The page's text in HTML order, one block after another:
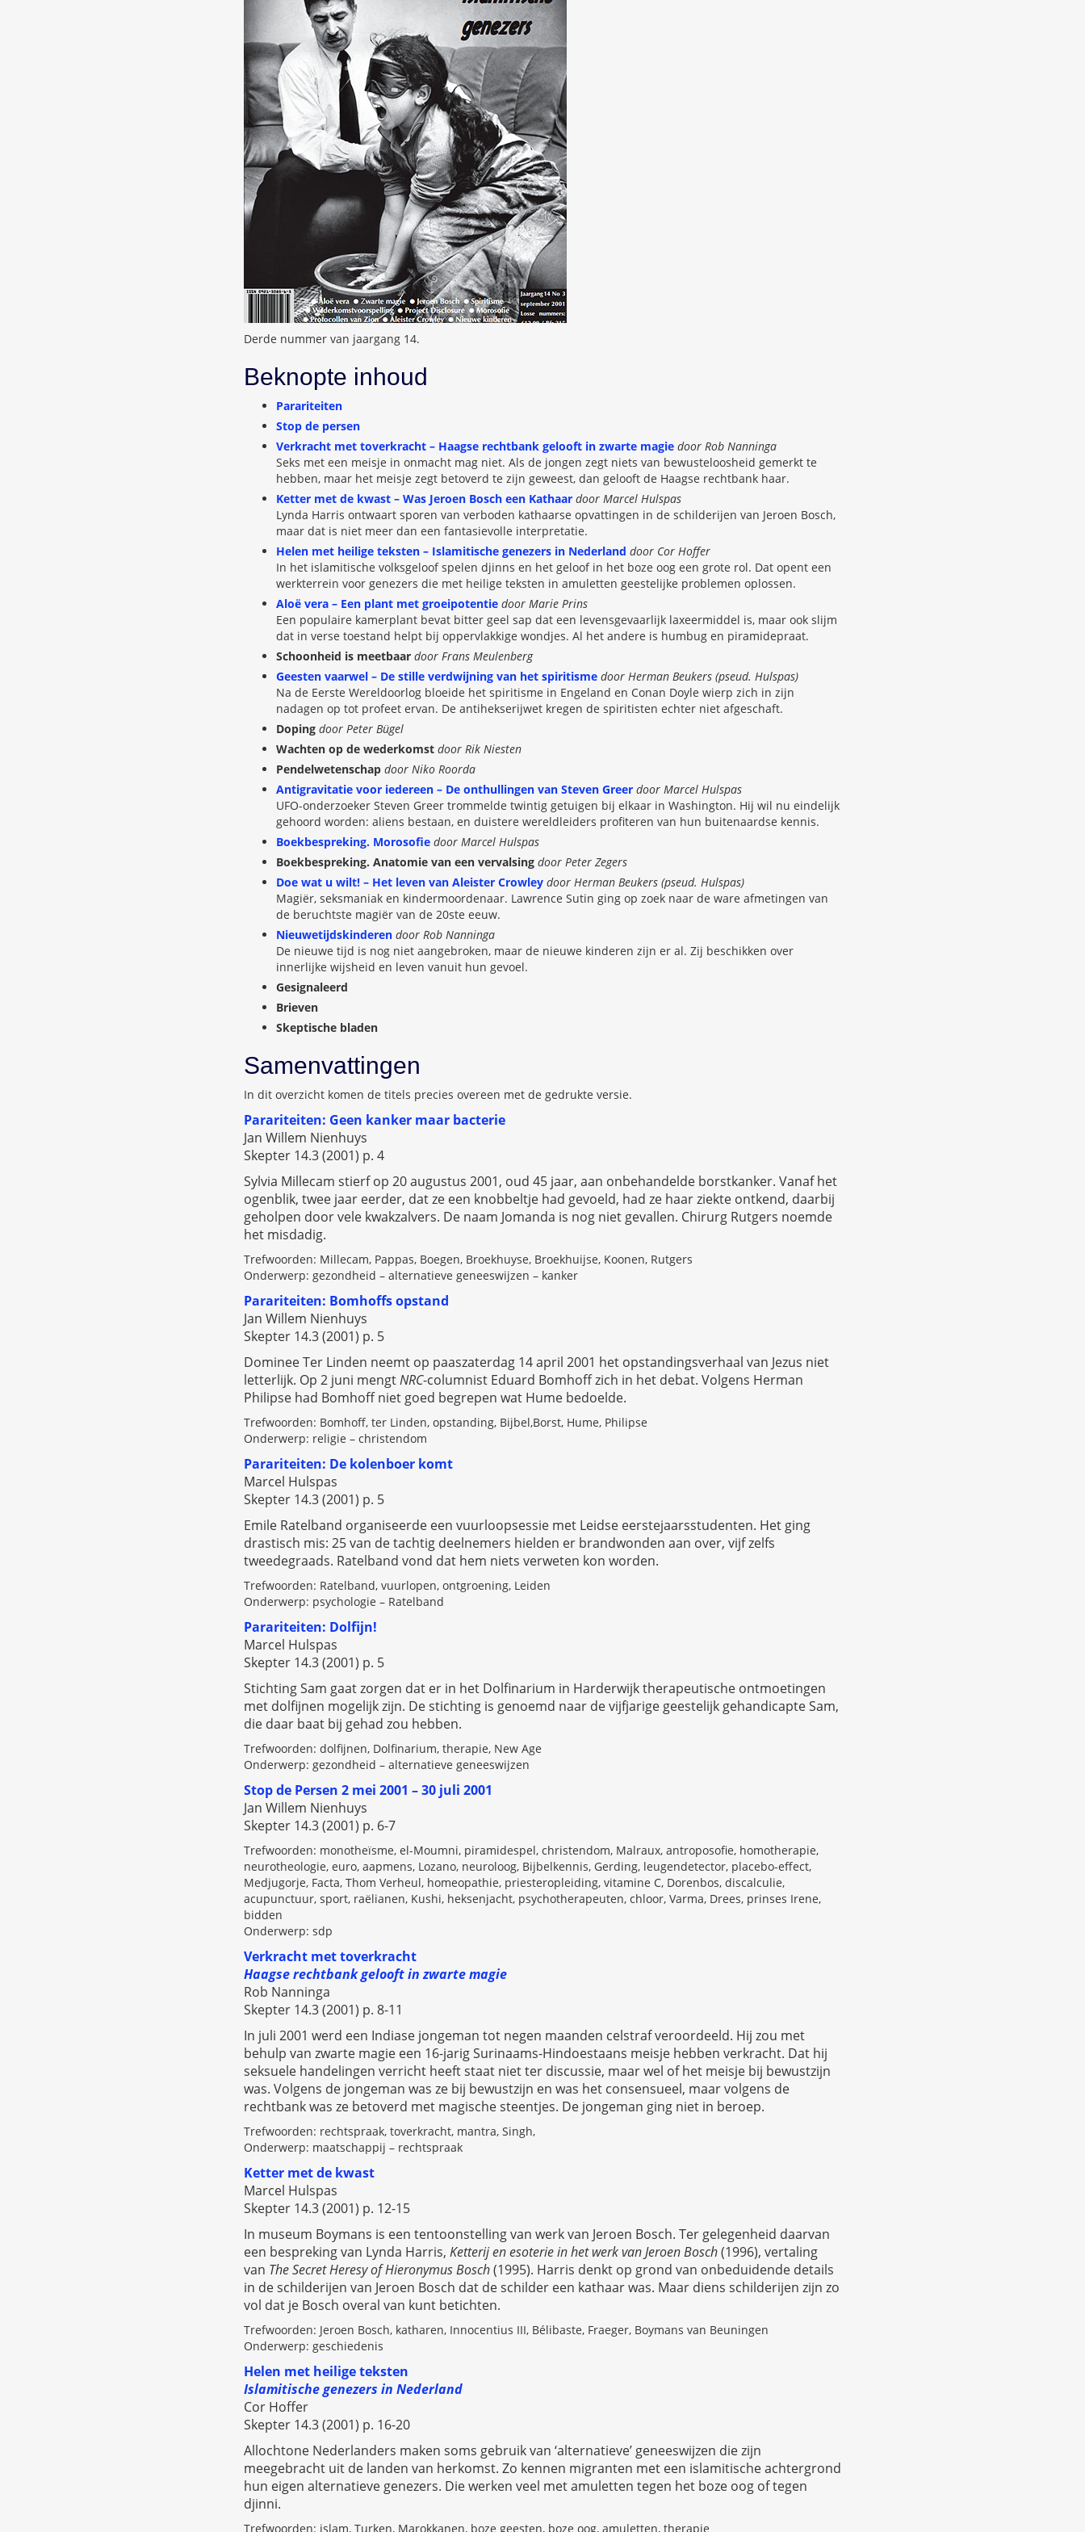
Derde nummer van jaargang 14.
Beknopte inhoud
Parariteiten
Stop de persen
Verkracht met toverkracht – Haagse rechtbank gelooft in zwarte magie door Rob Nanninga
Seks met een meisje in onmacht mag niet. Als de jongen zegt niets van bewusteloosheid gemerkt te
hebben, maar het meisje zegt betoverd te zijn geweest, dan gelooft de Haagse rechtbank haar.
Ketter met de kwast – Was Jeroen Bosch een Kathaar door Marcel Hulspas
Lynda Harris ontwaart sporen van verboden kathaarse opvattingen in de schilderijen van Jeroen Bosch,
maar dat is niet meer dan een fantasievolle interpretatie.
Helen met heilige teksten – Islamitische genezers in Nederland door Cor Hoffer
In het islamitische volksgeloof spelen djinns en het geloof in het boze oog een grote rol. Dat opent een
werkterrein voor genezers die met heilige teksten in amuletten geestelijke problemen oplossen.
Aloë vera – Een plant met groeipotentie door Marie Prins
Een populaire kamerplant bevat bitter geel sap dat een levensgevaarlijk laxeermiddel is, maar ook slijm
dat in verse toestand helpt bij oppervlakkige wondjes. Al het andere is humbug en piramidepraat.
Schoonheid is meetbaar door Frans Meulenberg
Geesten vaarwel – De stille verdwijning van het spiritisme door Herman Beukers (pseud. Hulspas)
Na de Eerste Wereldoorlog bloeide het spiritisme in Engeland en Conan Doyle wierp zich in zijn
nadagen op tot profeet ervan. De antihekserijwet kregen de spiritisten echter niet afgeschaft.
Doping door Peter Bügel
Wachten op de wederkomst door Rik Niesten
Pendelwetenschap door Niko Roorda
Antigravitatie voor iedereen – De onthullingen van Steven Greer door Marcel Hulspas
UFO-onderzoeker Steven Greer trommelde twintig getuigen bij elkaar in Washington. Hij wil nu eindelijk
gehoord worden: aliens bestaan, en duistere wereldleiders profiteren van hun buitenaardse kennis.
Boekbespreking. Morosofie door Marcel Hulspas
Boekbespreking. Anatomie van een vervalsing door Peter Zegers
Doe wat u wilt! – Het leven van Aleister Crowley door Herman Beukers (pseud. Hulspas)
Magiër, seksmaniak en kindermoordenaar. Lawrence Sutin ging op zoek naar de ware afmetingen van
de beruchtste magiër van de 20ste eeuw.
Nieuwetijdskinderen door Rob Nanninga
De nieuwe tijd is nog niet aangebroken, maar de nieuwe kinderen zijn er al. Zij beschikken over
innerlijke wijsheid en leven vanuit hun gevoel.
Gesignaleerd
Brieven
Skeptische bladen
Samenvattingen
In dit overzicht komen de titels precies overeen met de gedrukte versie.
Parariteiten: Geen kanker maar bacterie
Jan Willem Nienhuys
Skepter 14.3 (2001) p. 4
Sylvia Millecam stierf op 20 augustus 2001, oud 45 jaar, aan onbehandelde borstkanker. Vanaf het
ogenblik, twee jaar eerder, dat ze een knobbeltje had gevoeld, had ze haar ziekte ontkend, daarbij
geholpen door vele kwakzalvers. De naam Jomanda is nog niet gevallen. Chirurg Rutgers noemde
het misdadig.
Trefwoorden: Millecam, Pappas, Boegen, Broekhuyse, Broekhuijse, Koonen, Rutgers
Onderwerp: gezondheid – alternatieve geneeswijzen – kanker
Parariteiten: Bomhoffs opstand
Jan Willem Nienhuys
Skepter 14.3 (2001) p. 5
Dominee Ter Linden neemt op paaszaterdag 14 april 2001 het opstandingsverhaal van Jezus niet
letterlijk. Op 2 juni mengtNRC-columnist Eduard Bomhoff zich in het debat. Volgens Herman
Philipse had Bomhoff niet goed begrepen wat Hume bedoelde.
Trefwoorden: Bomhoff, ter Linden, opstanding, Bijbel,Borst, Hume, Philipse
Onderwerp: religie – christendom
Parariteiten: De kolenboer komt
Marcel Hulspas
Skepter 14.3 (2001) p. 5
Emile Ratelband organiseerde een vuurloopsessie met Leidse eerstejaarsstudenten. Het ging
drastisch mis: 25 van de tachtig deelnemers hielden er brandwonden aan over, vijf zelfs
tweedegraads. Ratelband vond dat hem niets verweten kon worden.
Trefwoorden: Ratelband, vuurlopen, ontgroening, Leiden
Onderwerp: psychologie – Ratelband
Parariteiten: Dolfijn!
Marcel Hulspas
Skepter 14.3 (2001) p. 5
Stichting Sam gaat zorgen dat er in het Dolfinarium in Harderwijk therapeutische ontmoetingen
met dolfijnen mogelijk zijn. De stichting is genoemd naar de vijfjarige geestelijk gehandicapte Sam,
die daar baat bij gehad zou hebben.
Trefwoorden: dolfijnen, Dolfinarium, therapie, New Age
Onderwerp: gezondheid – alternatieve geneeswijzen
Stop de Persen 2 mei 2001 – 30 juli 2001
Jan Willem Nienhuys
Skepter 14.3 (2001) p. 6-7
Trefwoorden: monotheïsme, el-Moumni, piramidespel, christendom, Malraux, antroposofie, homotherapie,
neurotheologie, euro, aapmens, Lozano, neuroloog, Bijbelkennis, Gerding, leugendetector, placebo-effect,
Medjugorje, Facta, Thom Verheul, homeopathie, priesteropleiding, vitamine C, Dorenbos, discalculie,
acupunctuur, sport, raëlianen, Kushi, heksenjacht, psychotherapeuten, chloor, Varma, Drees, prinses Irene,
bidden
Onderwerp: sdp
Verkracht met toverkracht
Haagse rechtbank gelooft in zwarte magie
Rob Nanninga
Skepter 14.3 (2001) p. 8-11
In juli 2001 werd een Indiase jongeman tot negen maanden celstraf veroordeeld. Hij zou met
behulp van zwarte magie een 16-jarig Surinaams-Hindoestaans meisje hebben verkracht. Dat hij
seksuele handelingen verricht heeft staat niet ter discussie, maar wel of het meisje bij bewustzijn
was. Volgens de jongeman was ze bij bewustzijn en was het consensueel, maar volgens de
rechtbank was ze betoverd met magische steentjes. De jongeman ging niet in beroep.
Trefwoorden: rechtspraak, toverkracht, mantra, Singh,
Onderwerp: maatschappij – rechtspraak
Ketter met de kwast
Marcel Hulspas
Skepter 14.3 (2001) p. 12-15
In museum Boymans is een tentoonstelling van werk van Jeroen Bosch. Ter gelegenheid daarvan
een bespreking van Lynda Harris, Ketterij en esoterie in het werk van Jeroen Bosch(1996), vertaling
van The Secret Heresy of Hieronymus Bosch(1995). Harris denkt op grond van onbeduidende details
in de schilderijen van Jeroen Bosch dat de schilder een kathaar was. Maar diens schilderijen zijn zo
vol dat je Bosch overal van kunt betichten.
Trefwoorden: Jeroen Bosch, katharen, Innocentius III, Bélibaste, Fraeger, Boymans van Beuningen
Onderwerp: geschiedenis
Helen met heilige teksten
Islamitische genezers in Nederland
Cor Hoffer
Skepter 14.3 (2001) p. 16-20
Allochtone Nederlanders maken soms gebruik van ‘alternatieve’ geneeswijzen die zijn
meegebracht uit de landen van herkomst. Zo kennen migranten met een islamitische achtergrond
hun eigen alternatieve genezers. Die werken veel met amuletten tegen het boze oog of tegen
djinni.
Trefwoorden: islam, Turken, Marokkanen, boze geesten, boze oog, amuletten, therapie